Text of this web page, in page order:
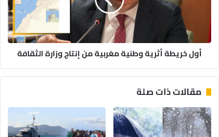
الثقافة
أول خريطة أثرية وطنية مغربية من إنتاج وزارة الثقافة
مقالات ذات صلة